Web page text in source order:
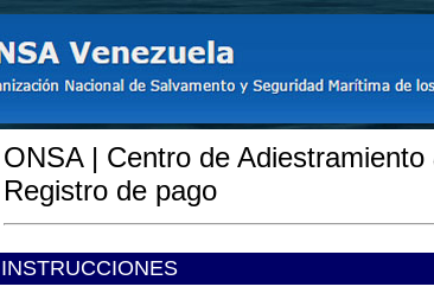
ONSA | Centro de
Registro de pago
INSTRUCCIONES